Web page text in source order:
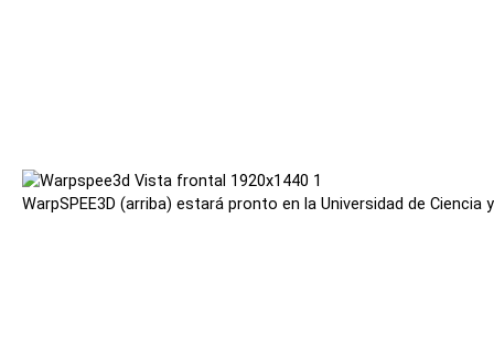
WarpSPEE3D (arriba) estará pronto en la Universidad de